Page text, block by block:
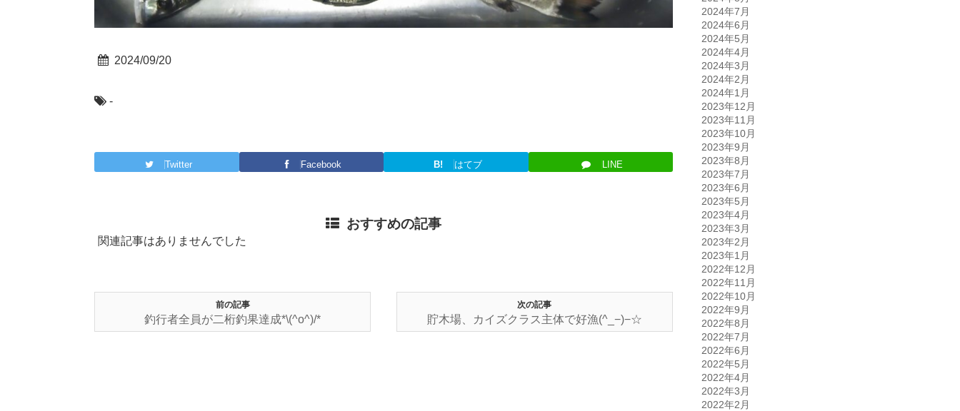
2024/09/20
-
Twitter Facebook B! はてブ LINE
おすすめの記事
関連記事はありませんでした
前の記事
釣行者全員が二桁釣果達成*\(^o^)/*
次の記事
貯木場、カイズクラス主体で好漁(^_−)−☆
2024年7月
2024年6月
2024年5月
2024年4月
2024年3月
2024年2月
2024年1月
2023年12月
2023年11月
2023年10月
2023年9月
2023年8月
2023年7月
2023年6月
2023年5月
2023年4月
2023年3月
2023年2月
2023年1月
2022年12月
2022年11月
2022年10月
2022年9月
2022年8月
2022年7月
2022年6月
2022年5月
2022年4月
2022年3月
2022年2月